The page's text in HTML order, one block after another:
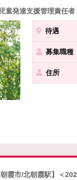
童発達支援管理責任
待遇
募集職種
住所
霞市/北朝霞駅】＜